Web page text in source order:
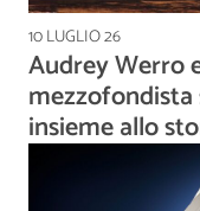
10 LUGLIO 26
Audrey Werro
mezzofondista
insieme allo